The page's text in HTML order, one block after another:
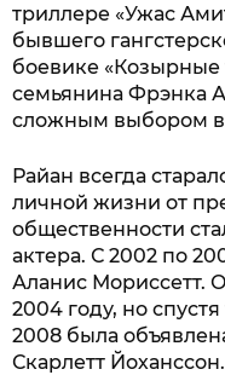
триллере «Ужас
бывшего
боевике «Козырные
семьянина Фрэнка
сложным выбором в
Райан всегда
личной жизни от
общественности
актера. С 2002 по
Аланис Мориссетт.
2004 году, но
2008 была
Скарлетт